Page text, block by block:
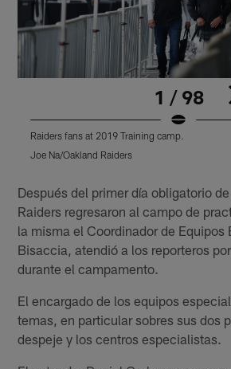
1 / 98
Raiders fans at 2019 Training camp.
Joe Na/Oakland Raiders
Después del primer día obligatorio
Raiders regresaron al campo de
la misma el Coordinador de Equipos
Bisaccia, atendió a los reporteros
durante el campamento.
El encargado de los equipos
temas, en particular sobres sus dos
despeje y los centros especialistas.